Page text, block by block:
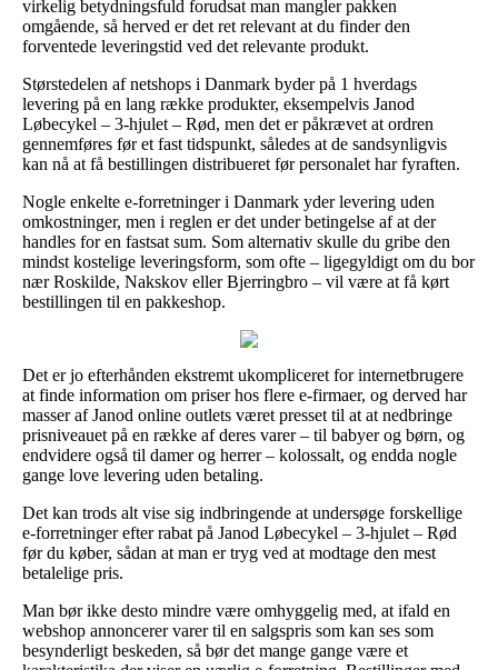
virkelig betydningsfuld forudsat man mangler pakken
omgående, så herved er det ret relevant at du finder den
forventede leveringstid ved det relevante produkt.
Størstedelen af netshops i Danmark byder på 1 hverdags
levering på en lang række produkter, eksempelvis Janod
Løbecykel – 3-hjulet – Rød, men det er påkrævet at ordren
gennemføres før et fast tidspunkt, således at de sandsynligvis
kan nå at få bestillingen distribueret før personalet har fyraften.
Nogle enkelte e-forretninger i Danmark yder levering uden
omkostninger, men i reglen er det under betingelse af at der
handles for en fastsat sum. Som alternativ skulle du gribe den
mindst kostelige leveringsform, som ofte – ligegyldigt om du bor
nær Roskilde, Nakskov eller Bjerringbro – vil være at få kørt
bestillingen til en pakkeshop.
Det er jo efterhånden ekstremt ukompliceret for internetbrugere
at finde information om priser hos flere e-firmaer, og derved har
masser af Janod online outlets været presset til at at nedbringe
prisniveauet på en række af deres varer – til babyer og børn, og
endvidere også til damer og herrer – kolossalt, og endda nogle
gange love levering uden betaling.
Det kan trods alt vise sig indbringende at undersøge forskellige
e-forretninger efter rabat på Janod Løbecykel – 3-hjulet – Rød
før du køber, sådan at man er tryg ved at modtage den mest
betalelige pris.
Man bør ikke desto mindre være omhyggelig med, at ifald en
webshop annoncerer varer til en salgspris som kan ses som
besynderligt beskeden, så bør det mange gange være et